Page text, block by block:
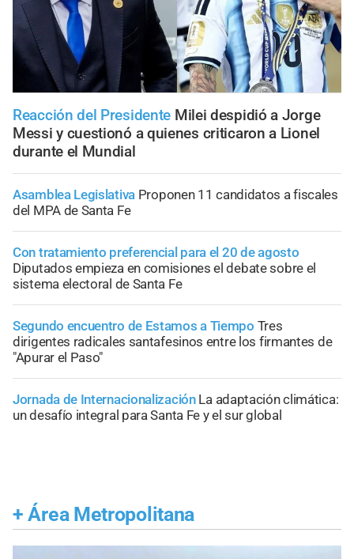
Reacción del Presidente Milei despidió a Jorge
Messi y cuestionó a quienes criticaron a Lionel
durante el Mundial
Asamblea Legislativa Proponen 11 candidatos a fiscales
del MPA de Santa Fe
Con tratamiento preferencial para el 20 de agosto
Diputados empieza en comisiones el debate sobre el
sistema electoral de Santa Fe
Segundo encuentro de Estamos a Tiempo Tres
dirigentes radicales santafesinos entre los firmantes de
"Apurar el Paso"
Jornada de Internacionalización La adaptación climática:
un desafío integral para Santa Fe y el sur global
+ Área Metropolitana